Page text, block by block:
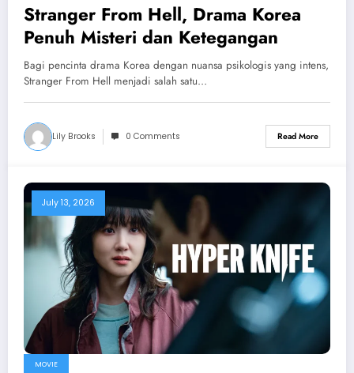
Stranger From Hell, Drama Korea
Penuh Misteri dan Ketegangan
Bagi pencinta drama Korea dengan nuansa psikologis yang intens,
Stranger From Hell menjadi salah satu…
Lily Brooks 0 Comments Read More
July 13, 2026
MOVIE